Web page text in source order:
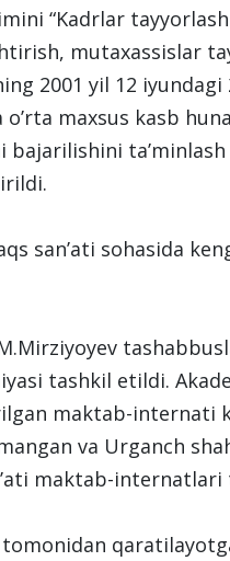
“Kadrlar
mutaxassislar
2001 yil 12 iyundagi
maxsus kasb
bajarilishini
san’ati sohasida
tashkil etildi.
maktab-internati
va Urganch
maktab-